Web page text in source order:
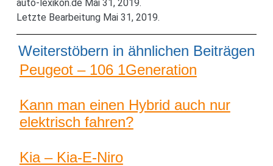
auto-lexikon.de Mai 31, 2019.
Letzte Bearbeitung Mai 31, 2019.
Weiterstöbern in ähnlichen Beiträgen
Peugeot – 106 1Generation
Kann man einen Hybrid auch nur
elektrisch fahren?
Kia – Kia-E-Niro